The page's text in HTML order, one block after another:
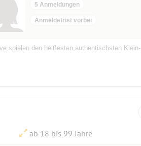
5 Anmeldungen
Anmeldefrist vorbei
spielen den heißesten,authentischsten Klein-
ab 18 bis 99 Jahre